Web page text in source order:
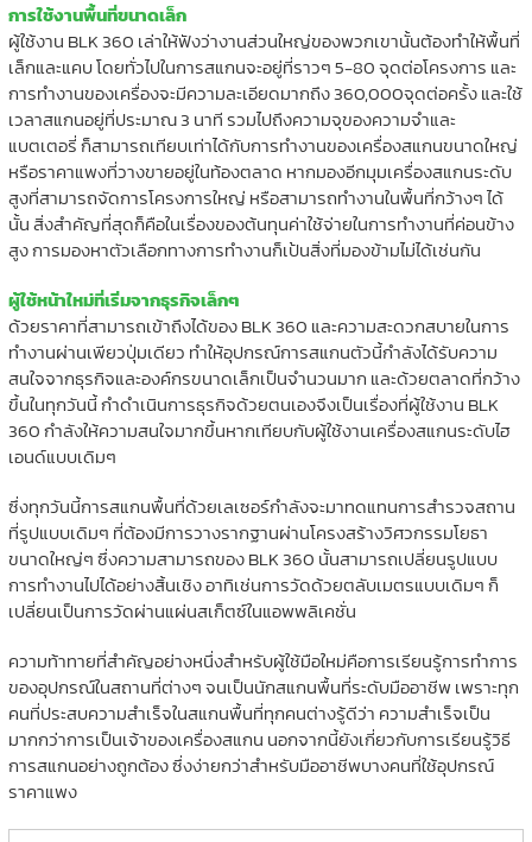
การใช้งานพื้นที่ขนาดเล็ก
ผู้ใช้งาน BLK 360 เล่าให้ฟังว่างานส่วนใหญ่ของพวกเขานั้นต้องทำให้พื้นที่
เล็กและแคบ โดยทั่วไปในการสแกนจะอยู่ที่ราวๆ 5-80 จุดต่อโครงการ และ
การทำงานของเครื่องจะมีความละเอียดมากถึง 360,000จุดต่อครั้ง และใช้
เวลาสแกนอยู่ที่ประมาณ 3 นาที รวมไปถึงความจุของความจำและ
แบตเตอรี่ ก็สามารถเทียบเท่าได้กับการทำงานของเครื่องสแกนขนาดใหญ่
หรือราคาแพงที่วางขายอยู่ในท้องตลาด หากมองอีกมุมเครื่องสแกนระดับ
สูงที่สามารถจัดการโครงการใหญ่ หรือสามารถทำงานในพื้นที่กว้างๆ ได้
นั้น สิ่งสำคัญที่สุดก็คือในเรื่องของต้นทุนค่าใช้จ่ายในการทำงานที่ค่อนข้าง
สูง การมองหาตัวเลือกทางการทำงานก็เป้นสิ่งที่มองข้ามไม่ได้เช่นกัน
ผู้ใช้หน้าใหม่ที่เริ่มจากธุรกิจเล็กๆ
ด้วยราคาที่สามารถเข้าถึงได้ของ BLK 360 และความสะดวกสบายในการ
ทำงานผ่านเพียวปุ่มเดียว ทำให้อุปกรณ์การสแกนตัวนี้กำลังได้รับความ
สนใจจากธุรกิจและองค์กรขนาดเล็กเป็นจำนวนมาก และด้วยตลาดที่กว้าง
ขึ้นในทุกวันนี้ กำดำเนินการธุรกิจด้วยตนเองจึงเป็นเรื่องที่ผู้ใช้งาน BLK
360 กำลังให้ความสนใจมากขึ้นหากเทียบกับผู้ใช้งานเครื่องสแกนระดับไฮ
เอนด์แบบเดิมๆ
ซึ่งทุกวันนี้การสแกนพื้นที่ด้วยเลเซอร์กำลังจะมาทดแทนการสำรวจสถาน
ที่รูปแบบเดิมๆ ที่ต้องมีการวางรากฐานผ่านโครงสร้างวิศวกรรมโยธา
ขนาดใหญ่ๆ ซึ่งความสามารถของ BLK 360 นั้นสามารถเปลี่ยนรูปแบบ
การทำงานไปได้อย่างสิ้นเชิง อาทิเช่นการวัดด้วยตลับเมตรแบบเดิมๆ ก็
เปลี่ยนเป็นการวัดผ่านแผ่นสเก็ตซ์ในแอพพลิเคชั่น
ความท้าทายที่สำคัญอย่างหนึ่งสำหรับผู้ใช้มือใหม่คือการเรียนรู้การทำการ
ของอุปกรณ์ในสถานที่ต่างๆ จนเป็นนักสแกนพื้นที่ระดับมืออาชีพ เพราะทุก
คนที่ประสบความสำเร็จในสแกนพื้นที่ทุกคนต่างรู้ดีว่า ความสำเร็จเป็น
มากกว่าการเป็นเจ้าของเครื่องสแกน นอกจากนี้ยังเกี่ยวกับการเรียนรู้วิธี
การสแกนอย่างถูกต้อง ซึ่งง่ายกว่าสำหรับมืออาชีพบางคนที่ใช้อุปกรณ์
ราคาแพง